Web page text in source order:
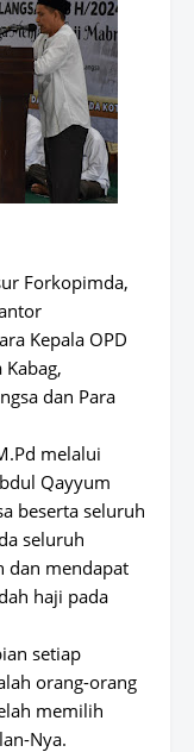
Forkopimda,
Kepala OPD
dan Para
melalui
Qayyum
beserta seluruh
seluruh
dan mendapat
haji pada
setiap
orang-orang
memilih
Nya.